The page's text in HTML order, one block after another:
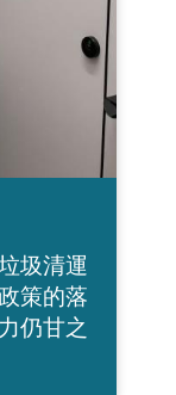
圾清運
策的落
仍甘之